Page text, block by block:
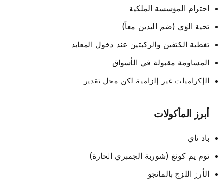
احترام المؤسسة الملكية
تحية الوَي (ضم اليدين معاً)
تغطية الكتفين والركبتين عند دخول المعابد
المساومة مقبولة في الأسواق
الإكراميات غير إلزامية لكن محل تقدير
أبرز المأكولات
باد تاي
توم يم كونغ (شوربة الجمبري الحارة)
الأرز اللزج بالمانجو